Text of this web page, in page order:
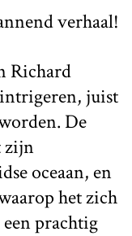
verhaal!
Richard
juist
De
zijn
oceaan, en
het zich
prachtig